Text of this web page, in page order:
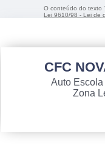
Lei 9610/98 - Lei de
CFC
Auto
Zona